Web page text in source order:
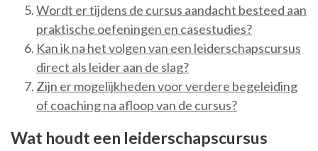
Wordt er tijdens de cursus aandacht besteed aan
praktische oefeningen en casestudies?
Kan ik na het volgen van een leiderschapscursus
direct als leider aan de slag?
Zijn er mogelijkheden voor verdere begeleiding
of coaching na afloop van de cursus?
Wat houdt een leiderschapscursus